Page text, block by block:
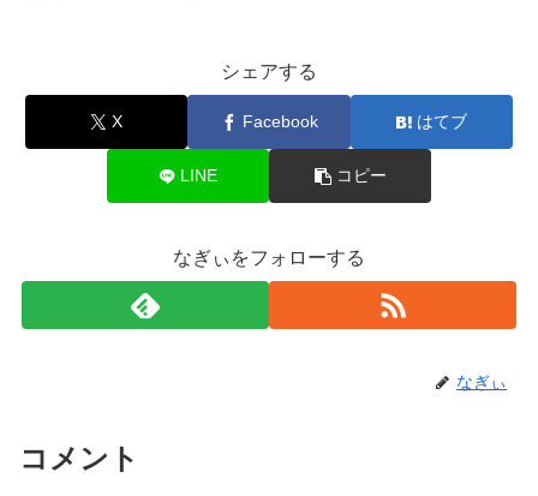
シェアする
X Facebook はてブ
LINE コピー
なぎぃをフォローする
なぎぃ
コメント